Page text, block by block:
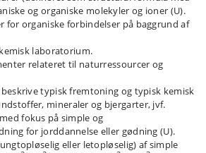
til organisk stofidentifikation og
og organiske molekyler og ioner (U).
for organiske forbindelser på baggrund af
laboratorium.
relateret til naturressourcer og
typisk fremtoning og typisk kemisk
mineraler og bjergarter, jvf.
fokus på simple og
for jorddannelse eller gødning (U).
eller letopløselig) af simple